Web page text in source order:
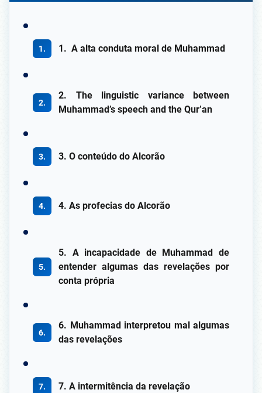
1. A alta conduta moral de Muhammad
2. The linguistic variance between
Muhammad’s speech and the Qur’an
3. O conteúdo do Alcorão
4. As profecias do Alcorão
5. A incapacidade de Muhammad de
entender algumas das revelações por
conta própria
6. Muhammad interpretou mal algumas
das revelações
7. A intermitência da revelação